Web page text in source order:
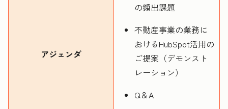
アジェンダ
の頻出課題
不動産事業の業務に
おけるHubSpot活用の
ご提案（デモンスト
レーション）
Q＆A